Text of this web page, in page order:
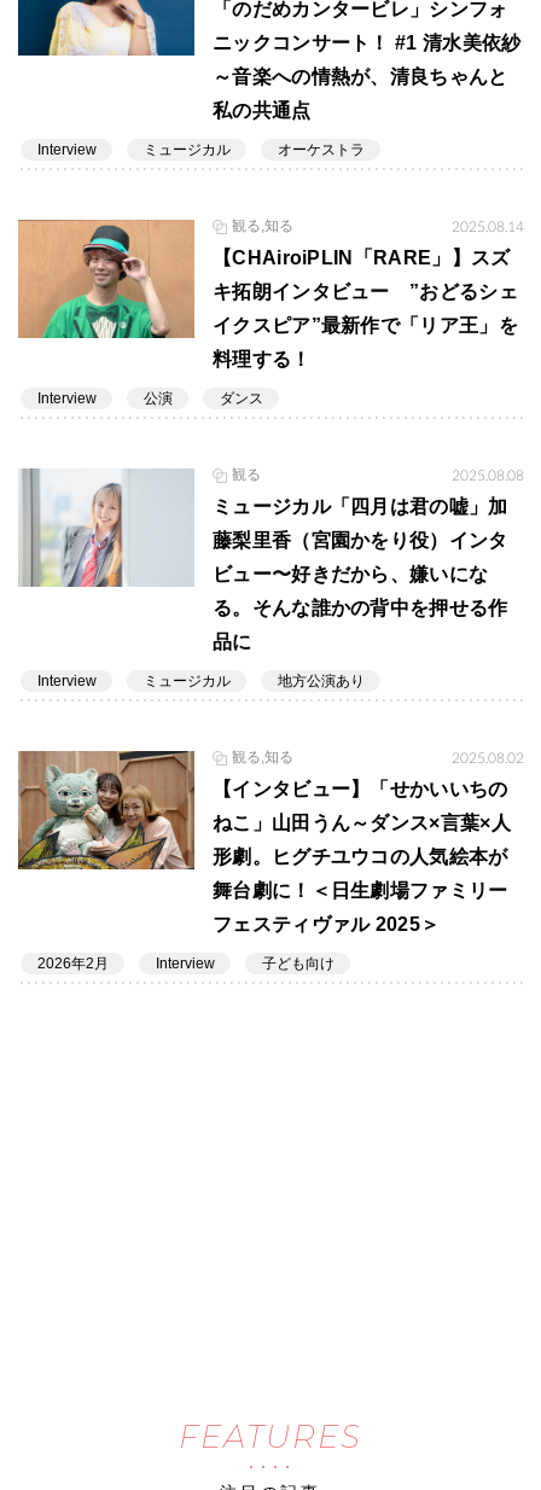
「のだめカンタービレ」シンフォ
ニックコンサート！ #1 清水美依紗
～音楽への情熱が、清良ちゃんと
私の共通点
Interview ミュージカル オーケストラ
観る,知る 2025.08.14
【CHAiroiPLIN「RARE」】スズ
キ拓朗インタビュー ”おどるシェ
イクスピア”最新作で「リア王」を
料理する！
Interview 公演 ダンス
観る 2025.08.08
ミュージカル「四月は君の嘘」加
藤梨里香（宮園かをり役）インタ
ビュー〜好きだから、嫌いにな
る。そんな誰かの背中を押せる作
品に
Interview ミュージカル 地方公演あり
観る,知る 2025.08.02
【インタビュー】「せかいいちの
ねこ」山田うん～ダンス×言葉×人
形劇。ヒグチユウコの人気絵本が
舞台劇に！＜日生劇場ファミリー
フェスティヴァル 2025＞
2026年2月 Interview 子ども向け
FEATURES